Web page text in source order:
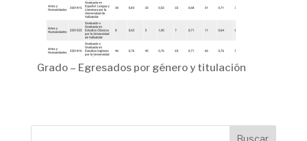
Grado – Egresados por género y titulación